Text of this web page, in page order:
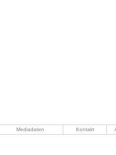
Mediadaten Kontakt